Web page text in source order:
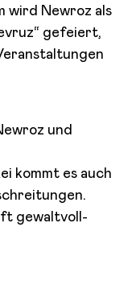
wird Newroz als
gefeiert,
und
kommt es auch
gewaltvoll-